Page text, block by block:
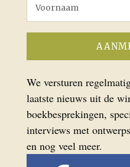
We versturen
laatste nieuws uit de
boekbesprekingen,
interviews met
en nog veel meer.